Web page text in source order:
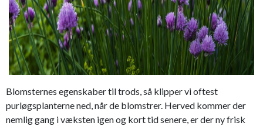
Blomsternes egenskaber til trods, så klipper vi oftest
purløgsplanterne ned, når de blomstrer. Herved kommer der
nemlig gang i væksten igen og kort tid senere, er der ny frisk